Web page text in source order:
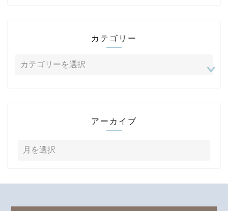
カテゴリー
アーカイブ